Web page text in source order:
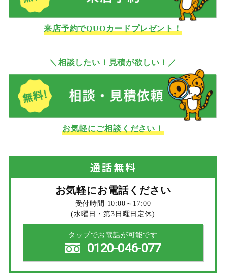
来店予約でQUOカードプレゼント！
＼相談したい！見積が欲しい！／
お気軽にご相談ください！
通話無料
お気軽にお電話ください
受付時間 10:00～17:00
(水曜日・第3日曜日定休)
タップでお電話が可能です
0120-046-077